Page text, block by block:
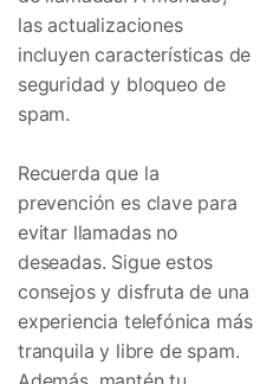
las actualizaciones
incluyen características de
seguridad y bloqueo de
spam.
Recuerda que la
prevención es clave para
evitar llamadas no
deseadas. Sigue estos
consejos y disfruta de una
experiencia telefónica más
tranquila y libre de spam.